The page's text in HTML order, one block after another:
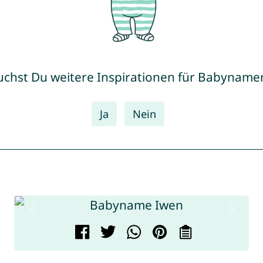
Du weitere Inspirationen für
Ja Nein